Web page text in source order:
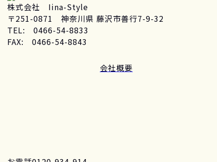
株式会社 Iina-Style
〒251-0871 神奈川県 藤沢市善行7-9-32
TEL: 0466-54-8833
FAX: 0466-54-8843
会社概要